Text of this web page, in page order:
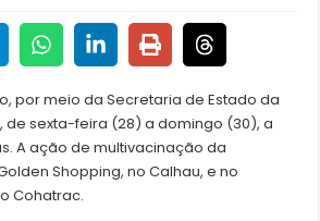
por meio da Secretaria de Estado da
de sexta-feira (28) a domingo (30), a
A ação de multivacinação da
Shopping, no Calhau, e no
Cohatrac.